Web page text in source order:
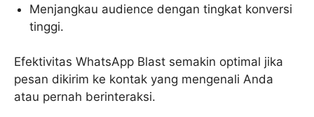
Menjangkau audience dengan tingkat konversi
tinggi.
Efektivitas WhatsApp Blast semakin optimal jika
pesan dikirim ke kontak yang mengenali Anda
atau pernah berinteraksi.